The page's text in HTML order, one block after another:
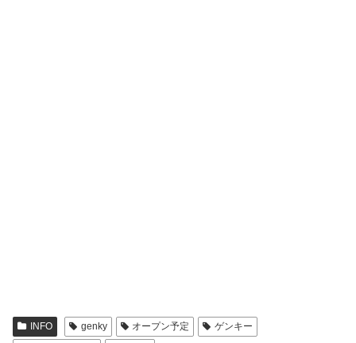
INFO genky オープン予定
ゲンキー